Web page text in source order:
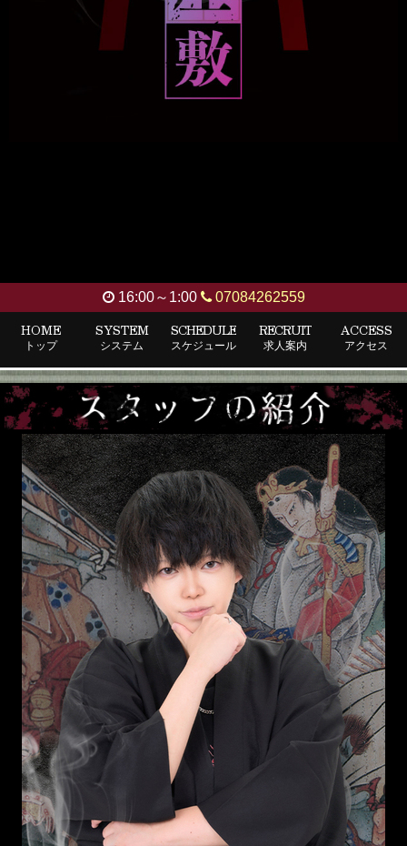
16:00～1:00 07084262559
HOME
トップ
SYSTEM
システム
SCHEDULE
スケジュール
RECRUIT
求人案内
ACCESS
アクセス
幽
遊
屋
敷
の
コ
ン
セ
プ
ト